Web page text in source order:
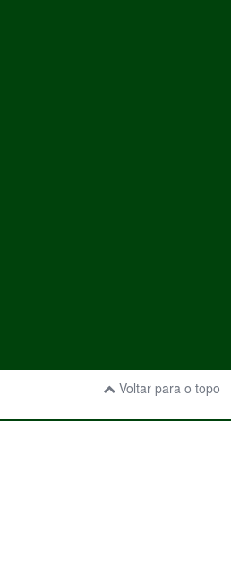
Voltar para o topo